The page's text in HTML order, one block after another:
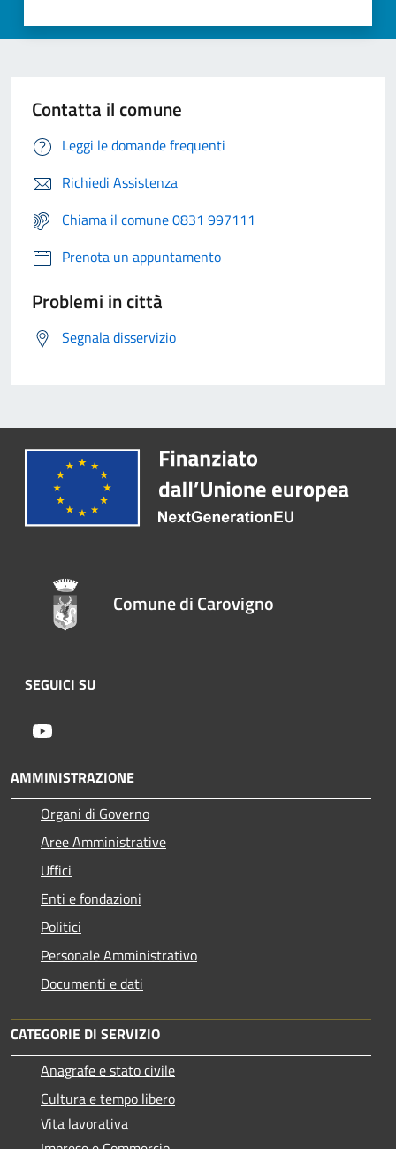
Contatta il comune
Leggi le domande frequenti
Richiedi Assistenza
Chiama il comune 0831 997111
Prenota un appuntamento
Problemi in città
Segnala disservizio
Comune di Carovigno
SEGUICI SU
AMMINISTRAZIONE
Organi di Governo
Aree Amministrative
Uffici
Enti e fondazioni
Politici
Personale Amministrativo
Documenti e dati
CATEGORIE DI SERVIZIO
Anagrafe e stato civile
Cultura e tempo libero
Vita lavorativa